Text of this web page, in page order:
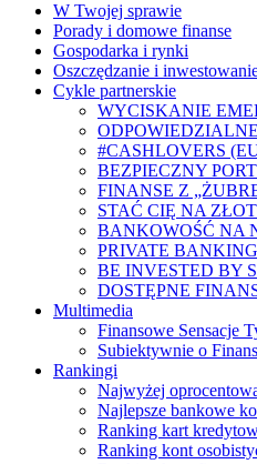
W Twojej sprawie
Porady i domowe finanse
Gospodarka i rynki
Oszczędzanie i
Cykle partnerskie
WYCISKANIE
#CASHLOVERS
BEZPIECZNY
FINANSE Z
STAĆ CIĘ NA
BANKOWOŚĆ NA
PRIVATE
BE INVESTED BY
DOSTĘPNE
Multimedia
Finansowe Sensacje
Subiektywnie o
Rankingi
Najwyżej
Najlepsze bankowe
Ranking kart
Ranking kont